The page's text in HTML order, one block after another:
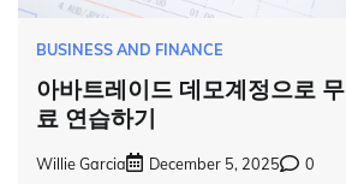
BUSINESS AND FINANCE
아바트레이드 데모계정으로 무
료 연습하기
Willie Garcia December 5, 2025 0